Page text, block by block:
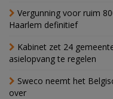
Vergunning voor ruim
Haarlem definitief
Kabinet zet 24
asielopvang te regelen
Sweco neemt het
over